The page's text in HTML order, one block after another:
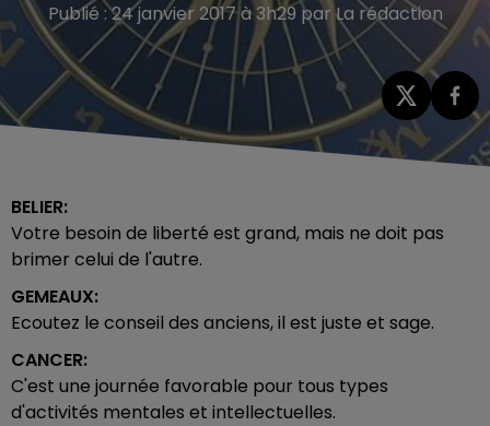
Publié : 24 janvier 2017 à 3h29 par La rédaction
BELIER:
Votre besoin de liberté est grand, mais ne doit pas
brimer celui de l'autre.
GEMEAUX:
Ecoutez le conseil des anciens, il est juste et sage.
CANCER:
C'est une journée favorable pour tous types
d'activités mentales et intellectuelles.